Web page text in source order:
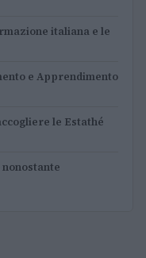
italiana e le
e Apprendimento
le Estathé